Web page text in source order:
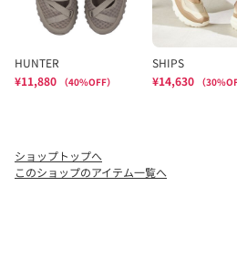
ショップトップへ
このショップのアイテム一覧へ